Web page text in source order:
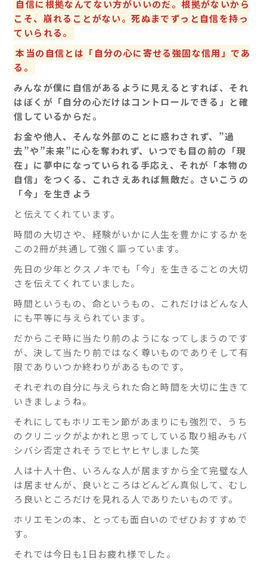
自信に根拠なんてない方がいいのだ。根拠がないから
こそ、崩れることがない。死ぬまでずっと自信を持っ
ていられる。
本当の自信とは「自分の心に寄せる強固な信用」であ
る。
みんなが僕に自信があるように見えるとすれば、それ
はぼくが「自分の心だけはコントロールできる」と確
信しているからだ。
お金や他人、そんな外部のことに惑わされず、”過
去”や”未来”に心を奪われず、いつでも目の前の「現
在」に夢中になっていられる手応え、それが「本物の
自信」をつくる、これさえあれば無敵だ。さいこうの
「今」を生きよう
と伝えてくれています。
時間の大切さや、経験がいかに人生を豊かにするかを
この2冊が共通して強く謳っています。
先日の少年とクスノキでも「今」を生きることの大切
さを伝えてくれていました。
時間というもの、命というもの、これだけはどんな人
にも平等に与えられています。
だからこそ時に当たり前のようになってしまうのです
が、決して当たり前ではなく尊いものでありそして有
限でありいつか終わりがあるものです。
それぞれの自分に与えられた命と時間を大切に生きて
いきましょうね。
それにしてもホリエモン節があまりにも強烈で、うち
のクリニックがよかれと思ってしている取り組みもバ
シバシ否定されそうでヒヤヒヤしました笑
人は十人十色、いろんな人が居ますから全て完璧な人
は居ませんが、良いところはどんどん真似して、むし
ろ良いところだけを見れる人でありたいものです。
ホリエモンの本、とっても面白いのでぜひおすすめで
す。
それでは今日も1日お疲れ様でした。